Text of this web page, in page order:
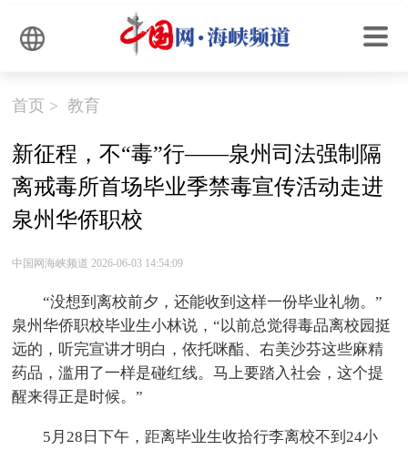
首页 >教育
新征程，不“毒”行——泉州司法强制隔
离戒毒所首场毕业季禁毒宣传活动走进
泉州华侨职校
中国网海峡频道 2026-06-03 14:54:09
“没想到离校前夕，还能收到这样一份毕业礼物。”
泉州华侨职校毕业生小林说，“以前总觉得毒品离校园挺
远的，听完宣讲才明白，依托咪酯、右美沙芬这些麻精
药品，滥用了一样是碰红线。马上要踏入社会，这个提
醒来得正是时候。”
5月28日下午，距离毕业生收拾行李离校不到24小